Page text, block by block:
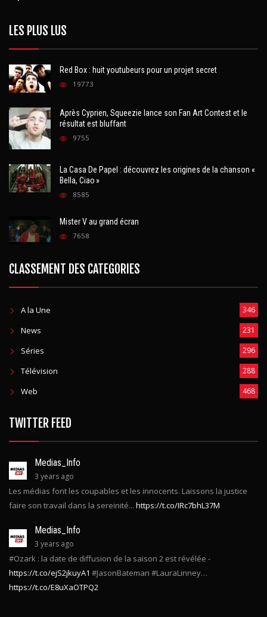
LES PLUS LUS
Red Box : huit youtubeurs pour un projet secret
19773
Après Cyprien, Squeezie lance son Fan Art Contest et le
résultat est bluffant
9755
La Casa De Papel : découvrez les origines de la chanson «
Bella, Ciao »
8585
Mister V au grand écran
7658
CLASSEMENT DES CATEGORIES
A la Une 346
News 231
Séries 296
Télévision 288
Web 468
TWITTER FEED
Medias_Info
3 years ago
Les médias font les coupables et les innocents. Laissons la justice
faire son travail dans la sereinité... https://t.co/IRc7bhL37M
Medias_Info
3 years ago
#Ozark : la date de diffusion de la saison 2 est révélée -
https://t.co/ejS2jkuyA1 #JasonBateman #LauraLinney…
https://t.co/E8uXaOTPQ2